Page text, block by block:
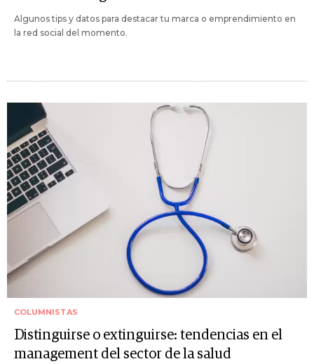
Algunos tips y datos para destacar tu marca o emprendimiento en
la red social del momento.
COLUMNISTAS
Distinguirse o extinguirse: tendencias en el
management del sector de la salud